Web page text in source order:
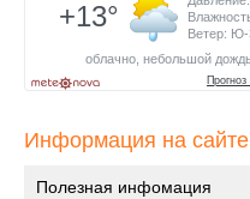
Информация на сайте
Полезная инфомация